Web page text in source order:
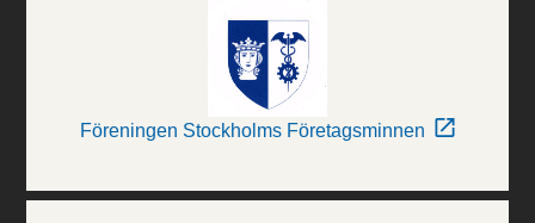
Föreningen Stockholms Företagsminnen